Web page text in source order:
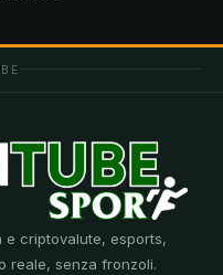
e criptovalute, esports,
reale, senza fronzoli.